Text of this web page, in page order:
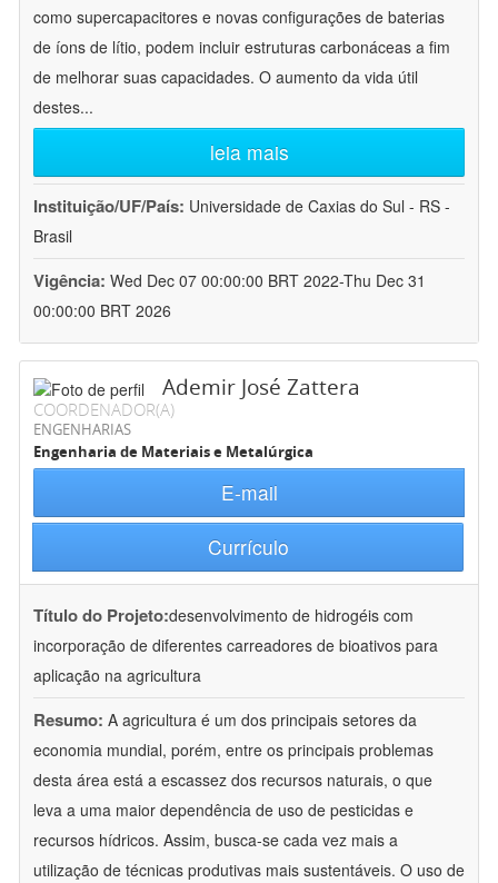
como supercapacitores e novas configurações de baterias
de íons de lítio, podem incluir estruturas carbonáceas a fim
de melhorar suas capacidades. O aumento da vida útil
destes...
leia mais
Instituição/UF/País: Universidade de Caxias do Sul - RS -
Brasil
Vigência: Wed Dec 07 00:00:00 BRT 2022-Thu Dec 31
00:00:00 BRT 2026
Ademir José Zattera
COORDENADOR(A)
ENGENHARIAS
Engenharia de Materiais e Metalúrgica
E-mail
Currículo
Título do Projeto:desenvolvimento de hidrogéis com
incorporação de diferentes carreadores de bioativos para
aplicação na agricultura
Resumo: A agricultura é um dos principais setores da
economia mundial, porém, entre os principais problemas
desta área está a escassez dos recursos naturais, o que
leva a uma maior dependência de uso de pesticidas e
recursos hídricos. Assim, busca-se cada vez mais a
utilização de técnicas produtivas mais sustentáveis. O uso de